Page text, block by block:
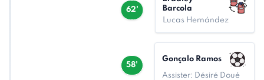
62'
Barcola
Lucas Hernández
58'
Gonçalo Ramos
Assister: Désiré Doué